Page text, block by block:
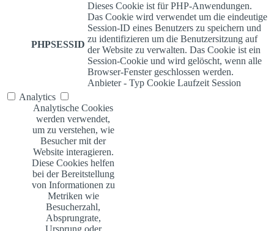
PHPSESSID
Dieses Cookie ist für PHP-Anwendungen.
Das Cookie wird verwendet um die eindeutige
Session-ID eines Benutzers zu speichern und
zu identifizieren um die Benutzersitzung auf
der Website zu verwalten. Das Cookie ist ein
Session-Cookie und wird gelöscht, wenn alle
Browser-Fenster geschlossen werden.
Anbieter - Typ Cookie Laufzeit Session
Analytics
Analytische Cookies
werden verwendet,
um zu verstehen, wie
Besucher mit der
Website interagieren.
Diese Cookies helfen
bei der Bereitstellung
von Informationen zu
Metriken wie
Besucherzahl,
Absprungrate,